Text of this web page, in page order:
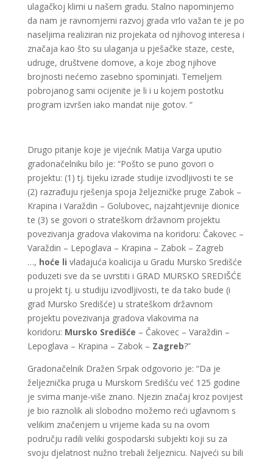
ulagačkoj klimi u našem gradu. Stalno napominjemo
da nam je ravnomjerni razvoj grada vrlo važan te je po
naseljima realiziran niz projekata od njihovog interesa i
značaja kao što su ulaganja u pješačke staze, ceste,
udruge, društvene domove, a koje zbog njihove
brojnosti nećemo zasebno spominjati. Temeljem
pobrojanog sami ocijenite je li i u kojem postotku
program izvršen iako mandat nije gotov. “
Drugo pitanje koje je vijećnik Matija Varga uputio
gradonačelniku bilo je: “Pošto se puno govori o
projektu: (1) tj. tijeku izrade studije izvodljivosti te se
(2) razrađuju rješenja spoja željezničke pruge Zabok –
Krapina i Varaždin – Golubovec, najzahtjevnije dionice
te (3) se govori o strateškom državnom projektu
povezivanja gradova vlakovima na koridoru: Čakovec –
Varaždin – Lepoglava – Krapina – Zabok – Zagreb
…, hoće li vladajuća koalicija u Gradu Mursko Središće
poduzeti sve da se uvrstiti i GRAD MURSKO SREDIŠĆE
u projekt tj. u studiju izvodljivosti, te da tako bude (i
grad Mursko Središće) u strateškom državnom
projektu povezivanja gradova vlakovima na
koridoru: Mursko Središće – Čakovec – Varaždin –
Lepoglava – Krapina – Zabok – Zagreb?”
Gradonačelnik Dražen Srpak odgovorio je: “Da je
željeznička pruga u Murskom Središću već 125 godine
je svima manje-više znano. Njezin značaj kroz povijest
je bio raznolik ali slobodno možemo reći uglavnom s
velikim značenjem u vrijeme kada su na ovom
području radili veliki gospodarski subjekti koji su za
svoju djelatnost nužno trebali željeznicu. Najveći su bili